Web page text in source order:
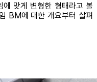
맞게 변형한 형태라고 볼
BM에 대한 개요부터 살펴